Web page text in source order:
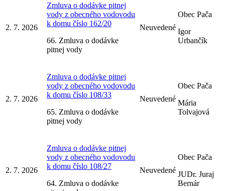
2. 7. 2026
Zmluva o dodávke pitnej
vody z obecného vodovodu
k domu číslo 162/20
66. Zmluva o dodávke
pitnej vody
Neuvedené
Obec Pača
Igor
Urbančík
2. 7. 2026
Zmluva o dodávke pitnej
vody z obecného vodovodu
k domu číslo 108/33
65. Zmluva o dodávke
pitnej vody
Neuvedené
Obec Pača
Mária
Tolvajová
2. 7. 2026
Zmluva o dodávke pitnej
vody z obecného vodovodu
k domu číslo 108/27
64. Zmluva o dodávke
Neuvedené
Obec Pača
JUDr. Juraj
Bernár